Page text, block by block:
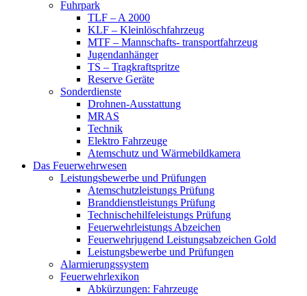
Fuhrpark
TLF – A 2000
KLF – Kleinlöschfahrzeug
MTF – Mannschafts- transportfahrzeug
Jugendanhänger
TS – Tragkraftspritze
Reserve Geräte
Sonderdienste
Drohnen-Ausstattung
MRAS
Technik
Elektro Fahrzeuge
Atemschutz und Wärmebildkamera
Das Feuerwehrwesen
Leistungsbewerbe und Prüfungen
Atemschutzleistungs Prüfung
Branddienstleistungs Prüfung
Technischehilfeleistungs Prüfung
Feuerwehrleistungs Abzeichen
Feuerwehrjugend Leistungsabzeichen Gold
Leistungsbewerbe und Prüfungen
Alarmierungssystem
Feuerwehrlexikon
Abkürzungen: Fahrzeuge